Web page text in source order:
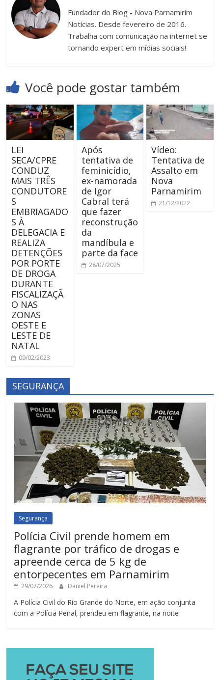
Fundador do Blog - Nova Parnamirim
Notícias. Desde fevereiro de 2016.
Trabalha com comunicação na internet se
tornando expert em mídias sociais!
Você pode gostar também
LEI
SECA/CPRE
CONDUZ
MAIS TRÊS
CONDUTORE
S
EMBRIAGADO
S À
DELEGACIA E
REALIZA
DETENÇÕES
POR PORTE
DE DROGA
DURANTE
FISCALIZAÇÃ
O NAS
ZONAS
OESTE E
LESTE DE
NATAL
09/02/2023
Após
tentativa de
feminicídio,
ex-namorada
de Igor
Cabral terá
que fazer
reconstrução
da
mandíbula e
parte da face
28/07/2025
Vídeo:
Tentativa de
Assalto em
Nova
Parnamirim
21/12/2022
SEGURANÇA
Segurança
Polícia Civil prende homem em
flagrante por tráfico de drogas e
apreende cerca de 5 kg de
entorpecentes em Parnamirim
29/07/2026 Daniel Pereira
A Polícia Civil do Rio Grande do Norte, em ação conjunta
com a Polícia Penal, prendeu em flagrante, na noite